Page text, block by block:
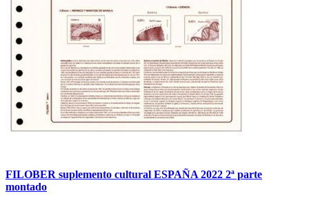
FILOBER suplemento cultural ESPAÑA 2022 2ª parte
montado